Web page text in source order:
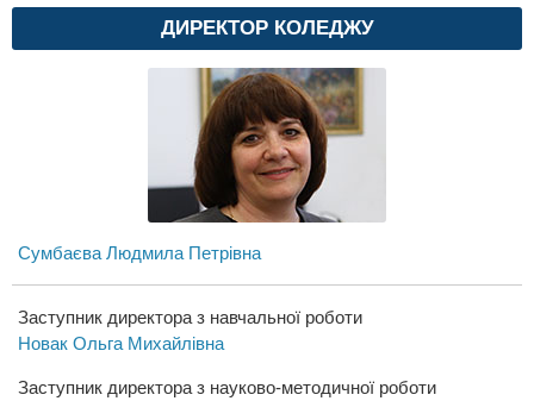
ДИРЕКТОР КОЛЕДЖУ
Сумбаєва Людмила Петрівна
Заступник директора з навчальної роботи
Новак Ольга Михайлівна
Заступник директора з науково-методичної роботи